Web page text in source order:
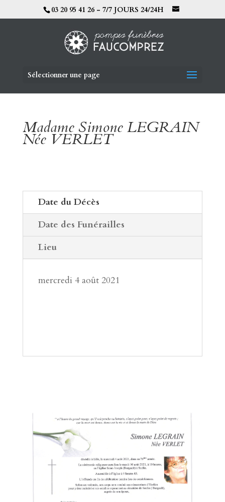
03 20 95 41 26 - 7/7 JOURS 24/24H
Sélectionner une page
Madame Simone LEGRAIN
Née VERLET
Date du Décès
Date des Funérailles
Lieu
mercredi 4 août 2021